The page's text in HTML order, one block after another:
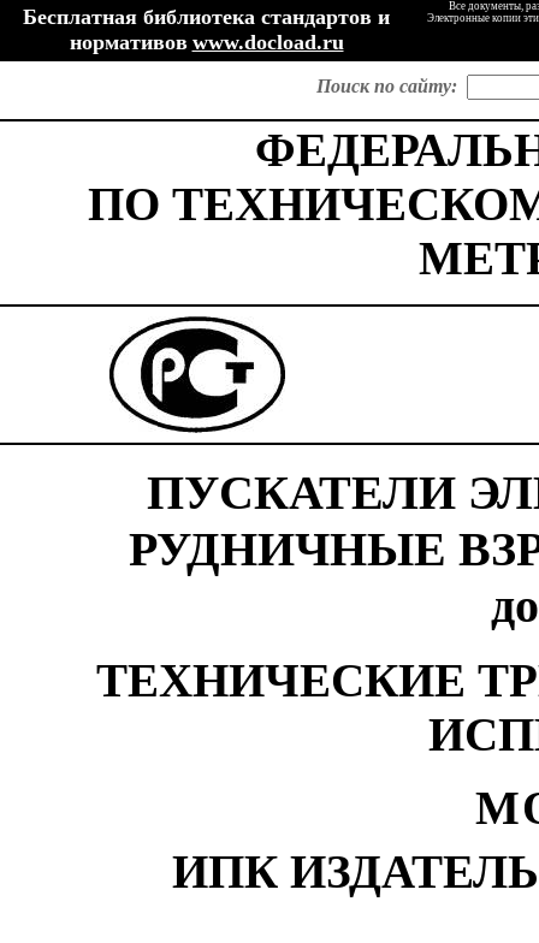
Бесплатная библиотека стандартов и
нормативов www.docload.ru
Все документы,
Электронные копии
Поиск по сайту:
ПО
ПУСКАТЕЛИ
РУДНИЧНЫЕ
ТЕХНИЧЕСКИЕ
ИПК